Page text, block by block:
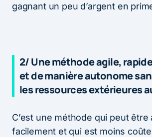
gagnant un peu d’argent en
2/ Une méthode agile,
et de manière autonome
les ressources extérieures
C’est une méthode qui peut être
facilement et qui est moins